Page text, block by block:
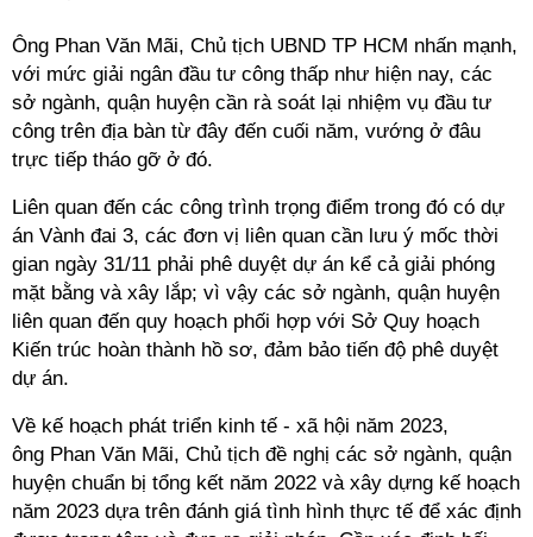
Ông Phan Văn Mãi, Chủ tịch UBND TP HCM nhấn mạnh,
với mức giải ngân đầu tư công thấp như hiện nay, các
sở ngành, quận huyện cần rà soát lại nhiệm vụ đầu tư
công trên địa bàn từ đây đến cuối năm, vướng ở đâu
trực tiếp tháo gỡ ở đó.
Liên quan đến các công trình trọng điểm trong đó có dự
án Vành đai 3, các đơn vị liên quan cần lưu ý mốc thời
gian ngày 31/11 phải phê duyệt dự án kể cả giải phóng
mặt bằng và xây lắp; vì vậy các sở ngành, quận huyện
liên quan đến quy hoạch phối hợp với Sở Quy hoạch
Kiến trúc hoàn thành hồ sơ, đảm bảo tiến độ phê duyệt
dự án.
Về kế hoạch phát triển kinh tế - xã hội năm 2023,
ông Phan Văn Mãi, Chủ tịch đề nghị các sở ngành, quận
huyện chuẩn bị tổng kết năm 2022 và xây dựng kế hoạch
năm 2023 dựa trên đánh giá tình hình thực tế để xác định